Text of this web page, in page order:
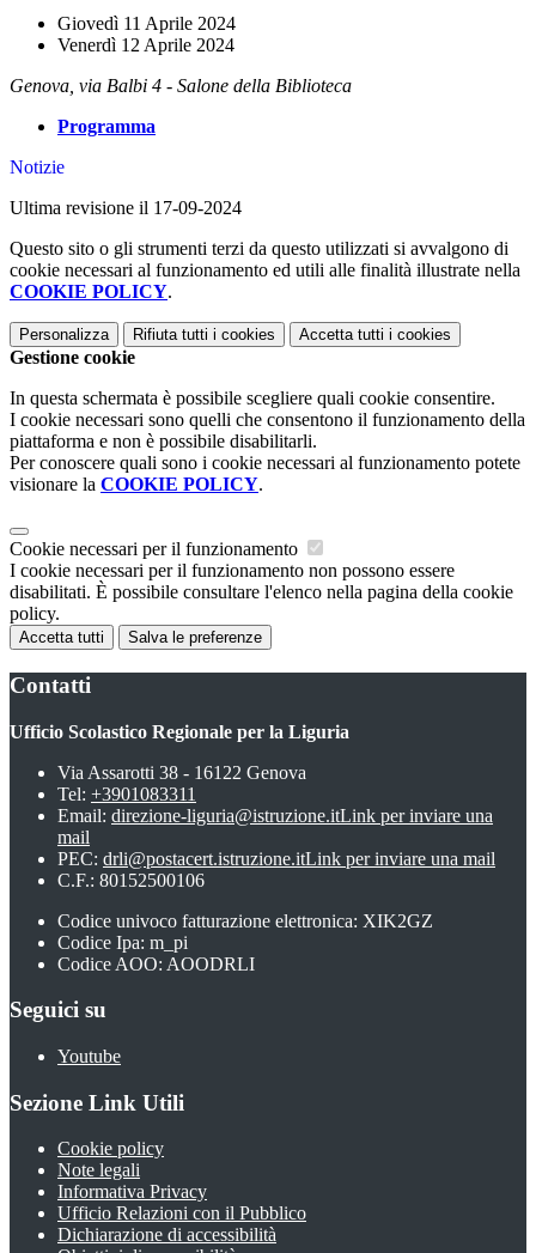
Giovedì 11 Aprile 2024
Venerdì 12 Aprile 2024
Genova, via Balbi 4 - Salone della Biblioteca
Programma
Notizie
Ultima revisione il 17-09-2024
Questo sito o gli strumenti terzi da questo utilizzati si avvalgono di
cookie necessari al funzionamento ed utili alle finalità illustrate nella
COOKIE POLICY.
Personalizza Rifiuta tutti i cookies Accetta tutti i cookies
Gestione cookie
In questa schermata è possibile scegliere quali cookie consentire.
I cookie necessari sono quelli che consentono il funzionamento della
piattaforma e non è possibile disabilitarli.
Per conoscere quali sono i cookie necessari al funzionamento potete
visionare la COOKIE POLICY.
Cookie necessari per il funzionamento
I cookie necessari per il funzionamento non possono essere
disabilitati. È possibile consultare l'elenco nella pagina della cookie
policy.
Accetta tutti Salva le preferenze
Contatti
Ufficio Scolastico Regionale per la Liguria
Via Assarotti 38 - 16122 Genova
Tel: +3901083311
Email: direzione-liguria@istruzione.itLink per inviare una
mail
PEC: drli@postacert.istruzione.itLink per inviare una mail
C.F.: 80152500106
Codice univoco fatturazione elettronica: XIK2GZ
Codice Ipa: m_pi
Codice AOO: AOODRLI
Seguici su
Youtube
Sezione Link Utili
Cookie policy
Note legali
Informativa Privacy
Ufficio Relazioni con il Pubblico
Dichiarazione di accessibilità